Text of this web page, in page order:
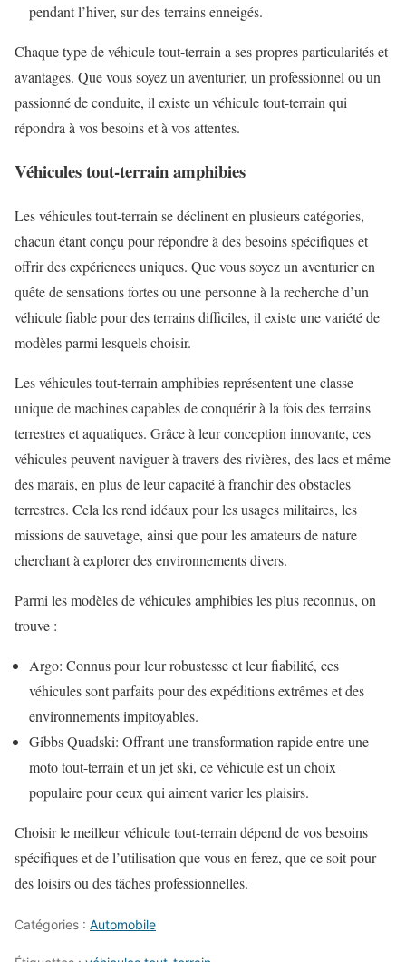
pendant l’hiver, sur des terrains enneigés.
Chaque type de véhicule tout-terrain a ses propres particularités et
avantages. Que vous soyez un aventurier, un professionnel ou un
passionné de conduite, il existe un véhicule tout-terrain qui
répondra à vos besoins et à vos attentes.
Véhicules tout-terrain amphibies
Les véhicules tout-terrain se déclinent en plusieurs catégories,
chacun étant conçu pour répondre à des besoins spécifiques et
offrir des expériences uniques. Que vous soyez un aventurier en
quête de sensations fortes ou une personne à la recherche d’un
véhicule fiable pour des terrains difficiles, il existe une variété de
modèles parmi lesquels choisir.
Les véhicules tout-terrain amphibies représentent une classe
unique de machines capables de conquérir à la fois des terrains
terrestres et aquatiques. Grâce à leur conception innovante, ces
véhicules peuvent naviguer à travers des rivières, des lacs et même
des marais, en plus de leur capacité à franchir des obstacles
terrestres. Cela les rend idéaux pour les usages militaires, les
missions de sauvetage, ainsi que pour les amateurs de nature
cherchant à explorer des environnements divers.
Parmi les modèles de véhicules amphibies les plus reconnus, on
trouve :
Argo: Connus pour leur robustesse et leur fiabilité, ces
véhicules sont parfaits pour des expéditions extrêmes et des
environnements impitoyables.
Gibbs Quadski: Offrant une transformation rapide entre une
moto tout-terrain et un jet ski, ce véhicule est un choix
populaire pour ceux qui aiment varier les plaisirs.
Choisir le meilleur véhicule tout-terrain dépend de vos besoins
spécifiques et de l’utilisation que vous en ferez, que ce soit pour
des loisirs ou des tâches professionnelles.
Catégories : Automobile